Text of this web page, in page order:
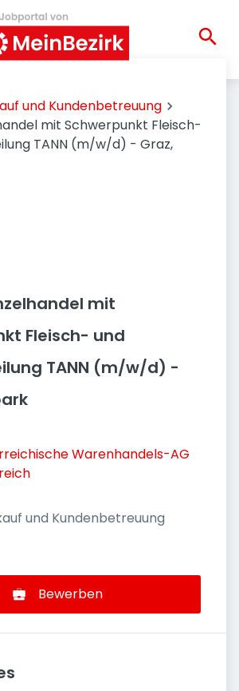
und Kundenbetreuung
mit Schwerpunkt Fleisch-
TANN (m/w/d) - Graz,
mit
Fleisch- und
TANN (m/w/d) -
Warenhandels-AG
und Kundenbetreuung
Bewerben